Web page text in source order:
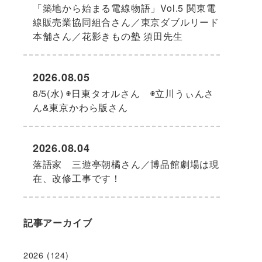
「築地から始まる電線物語」Vol.5 関東電
線販売業協同組合さん／東京ダブルリード
本舗さん／花影きもの塾 須田先生
8/5(水) ◉日東タオルさん ◉立川うぃんさ
ん&東京かわら版さん
2026.08.05
落語家 三遊亭朝橘さん／博品館劇場は現
在、改修工事です！
2026.08.04
記事アーカイブ
2026 (124)